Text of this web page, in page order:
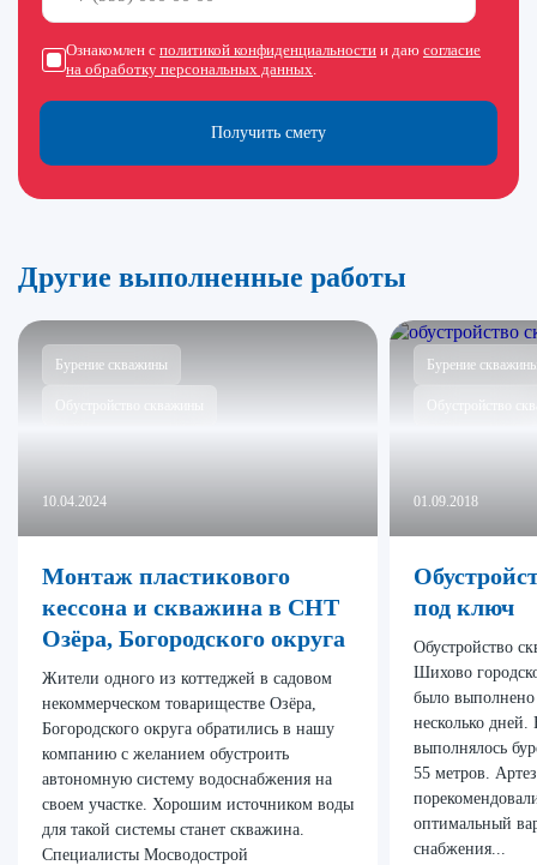
Получить смету
Ознакомлен с политикой конфиденциальности и даю согласие
на обработку персональных данных.
Другие выполненные работы
Бурение скважины
Обустройство скважины
10.04.2024
Монтаж пластикового
кессона и скважина в СНТ
Озёра, Богородского округа
Жители одного из коттеджей в садовом
некоммерческом товариществе Озёра,
Богородского округа обратились в нашу
компанию с желанием обустроить
автономную систему водоснабжения на
своем участке. Хорошим источником воды
для такой системы станет скважина.
Специалисты Мосводострой
Бурение
Обустройство
01.09.2018
под ключ
Обустройство
Шихово
было
несколько
выполнялось
55 метров.
оптимальный
снабжения...